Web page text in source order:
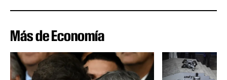
Más de Economía